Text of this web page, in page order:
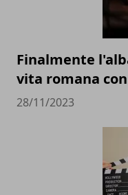
Finalmente
vita romana
28/11/2023